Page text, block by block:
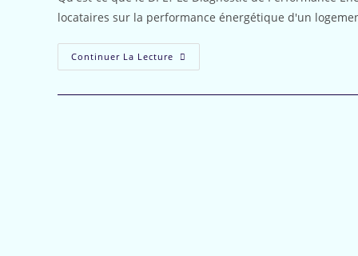
publication :
locataires sur la performance énergétique d'un
Continuer La Lecture DPE
Et